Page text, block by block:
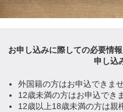
お申し込みに際しての必要情
申し込
外国籍の方はお申込できませ
12歳未満の方はお申込でき
12歳以上18歳未満の方は親